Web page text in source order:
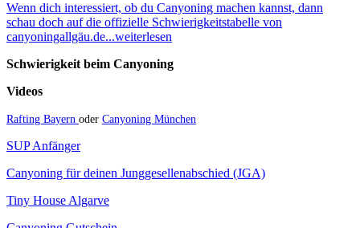
Wenn dich interessiert, ob du Canyoning machen kannst, dann
schau doch auf die offizielle Schwierigkeitstabelle von
canyoningallgäu.de...weiterlesen
Schwierigkeit beim Canyoning
Videos
Rafting Bayern oder Canyoning München
SUP Anfänger
Canyoning für deinen Junggesellenabschied (JGA)
Tiny House Algarve